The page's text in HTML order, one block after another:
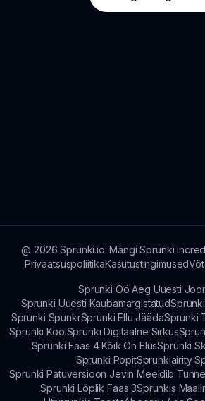
@ 2026 Sprunki.io: Mängi Sprunki
PrivaatsuspoliitikaKasutustingimused
Sprunki Öö Aeg Uuesti
Sprunki Uuesti Kaubamärgistatud
Sprunki SpunkrSprunki Ellu JäädaSprunki
Sprunki KoolSprunki Digitaalne Sirkus
Sprunki Faas 4 Kõik On ElusSprunki
Sprunki PopitSprunklairity
Sprunki Patuversioon Jevin Meeldib
Sprunki Lõplik Faas 3Sprunkis